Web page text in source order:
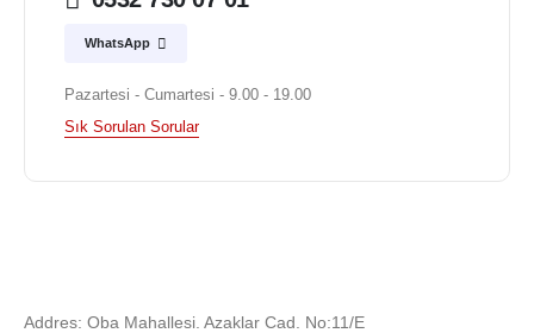
WhatsApp
Pazartesi - Cumartesi - 9.00 - 19.00
Sık Sorulan Sorular
Addres: Oba Mahallesi. Azaklar Cad. No:11/E